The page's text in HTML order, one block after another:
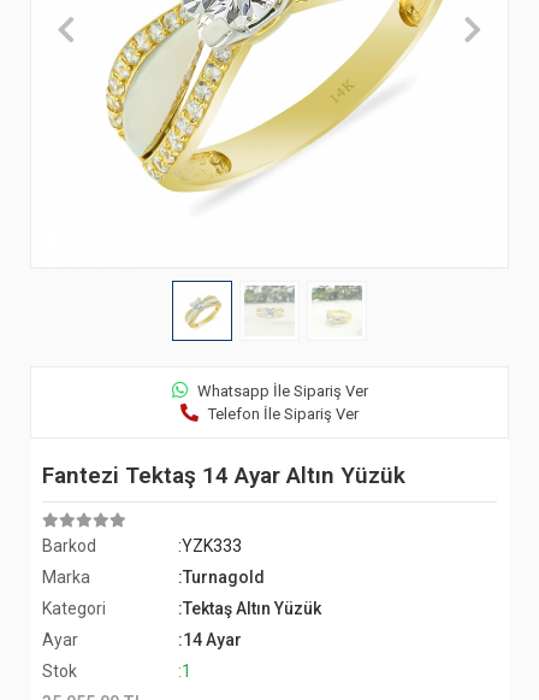
Whatsapp İle Sipariş Ver
Telefon İle Sipariş Ver
Fantezi Tektaş 14 Ayar Altın Yüzük
Barkod
:YZK333
Marka
:Turnagold
Kategori
:Tektaş Altın Yüzük
Ayar
:14 Ayar
Stok
:1